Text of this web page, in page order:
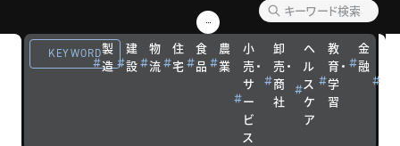
KEYWORD製
造
建
設
物
流
住
宅
食
品
農
業
小
売・
サ
ー
ビ
ス
卸
売・
商
社
ヘ
ル
ス
ケ
ア
教
育・
学
習
金
融
ト